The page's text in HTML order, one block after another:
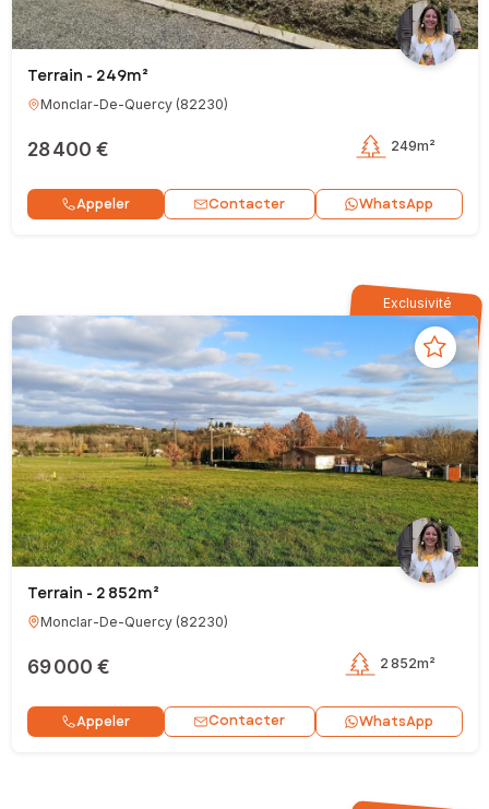
Terrain - 249m²
Monclar-De-Quercy(82230)
28 400 € 249m²
Appeler Contacter WhatsApp
Exclusivité
Terrain - 2 852m²
Monclar-De-Quercy(82230)
69 000 € 2 852m²
Appeler Contacter WhatsApp